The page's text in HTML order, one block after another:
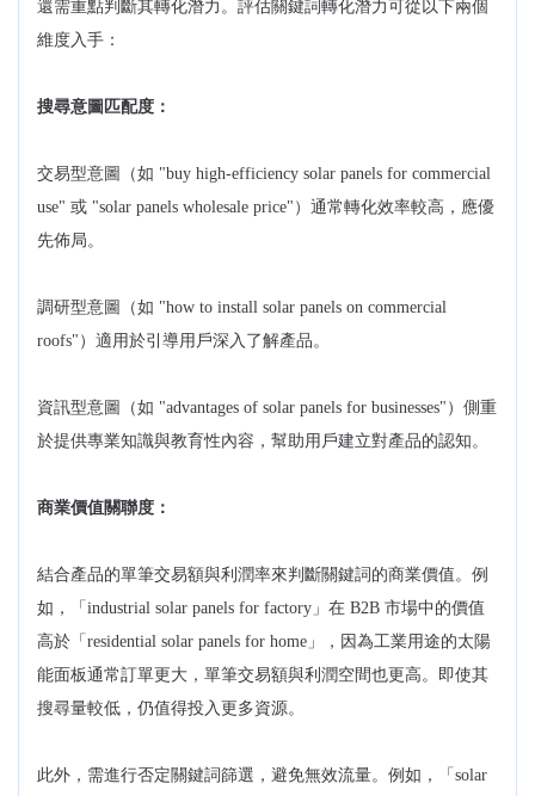
還需重點判斷其轉化潛力。評估關鍵詞轉化潛力可從以下兩個
維度入手：
搜尋意圖匹配度：
交易型意圖（如 "buy high-efficiency solar panels for commercial
use" 或 "solar panels wholesale price"）通常轉化效率較高，應優
先佈局。
調研型意圖（如 "how to install solar panels on commercial
roofs"）適用於引導用戶深入了解產品。
資訊型意圖（如 "advantages of solar panels for businesses"）側重
於提供專業知識與教育性內容，幫助用戶建立對產品的認知。
商業價值關聯度：
結合產品的單筆交易額與利潤率來判斷關鍵詞的商業價值。例
如，「industrial solar panels for factory」在 B2B 市場中的價值
高於「residential solar panels for home」，因為工業用途的太陽
能面板通常訂單更大，單筆交易額與利潤空間也更高。即使其
搜尋量較低，仍值得投入更多資源。
此外，需進行否定關鍵詞篩選，避免無效流量。例如，「solar